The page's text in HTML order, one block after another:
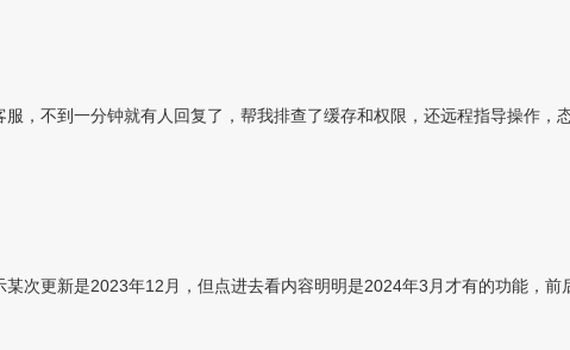
，不到一分钟就有人回复了，帮我排查了缓存和权限，还远程指导操作，
次更新是2023年12月，但点进去看内容明明是2024年3月才有的功能，